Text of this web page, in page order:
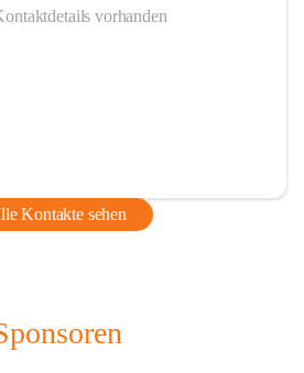
vorhanden
Kontakte sehen